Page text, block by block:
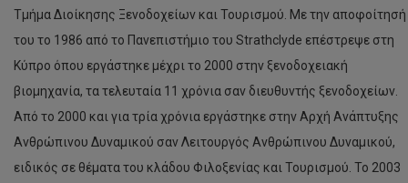
Τμήμα Διοίκησης Ξενοδοχείων και Τουρισμού. Με την αποφοίτησή
του το 1986 από το Πανεπιστήμιο του Strathclyde επέστρεψε στη
Κύπρο όπου εργάστηκε μέχρι το 2000 στην ξενοδοχειακή
βιομηχανία, τα τελευταία 11 χρόνια σαν διευθυντής ξενοδοχείων.
Από το 2000 και για τρία χρόνια εργάστηκε στην Αρχή Ανάπτυξης
Ανθρώπινου Δυναμικού σαν Λειτουργός Ανθρώπινου Δυναμικού,
ειδικός σε θέματα του κλάδου Φιλοξενίας και Τουρισμού. Το 2003